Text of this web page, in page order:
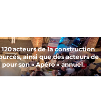
acteurs de la construction
ainsi que des acteurs de
son « Apéro » annuel.